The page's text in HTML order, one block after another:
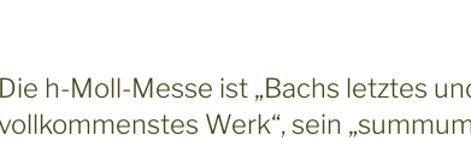
Die h-Moll-Messe ist „Bachs letztes
Werk“, sein